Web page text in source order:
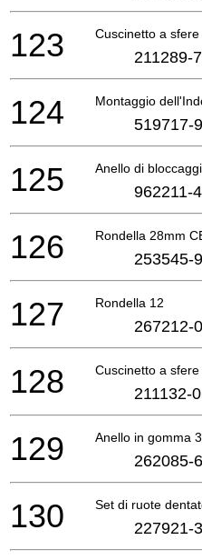
Cuscinetto a
123 211289-7
Montaggio
124 519717-9
Anello di
125 962211-4
Rondella 28mm
126 253545-9
Rondella 12
127 267212-0
Cuscinetto a
128 211132-0
Anello in gomma
129 262085-6
Set di ruote
130 227921-3